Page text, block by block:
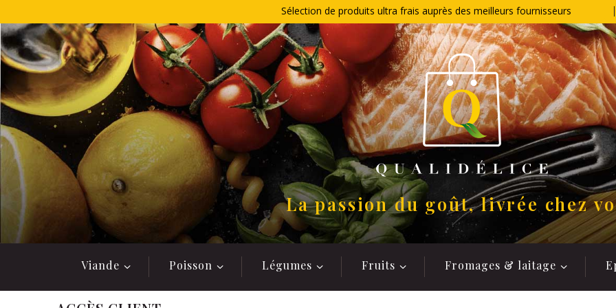
au
contenu
Sélection de produits ultra frais auprès des meilleurs fournisseurs
La passion du goût, livrée chez
Viande Poisson Légumes Fruits Fromages & laitage